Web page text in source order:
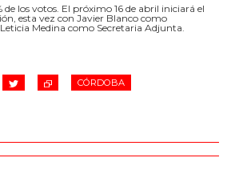
de los votos. El próximo 16 de abril iniciará el
esta vez con Javier Blanco como
Medina como Secretaria Adjunta.
CÓRDOBA